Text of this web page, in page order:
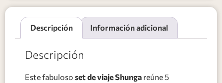
Descripción Información adicional
Descripción
Este fabuloso set de viaje Shunga reúne 5